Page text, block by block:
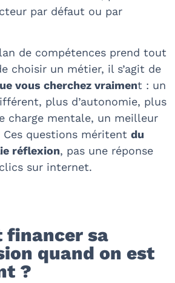
par défaut ou par
de compétences prend tout
choisir un métier, il s’agit de
vous cherchez vraiment : un
plus d’autonomie, plus
charge mentale, un meilleur
questions méritent du
réflexion, pas une réponse
sur internet.
financer sa
quand on est
?